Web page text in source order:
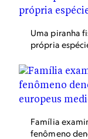
centruroides
Unidos.
Uma piranha
própria
Família
fenômeno